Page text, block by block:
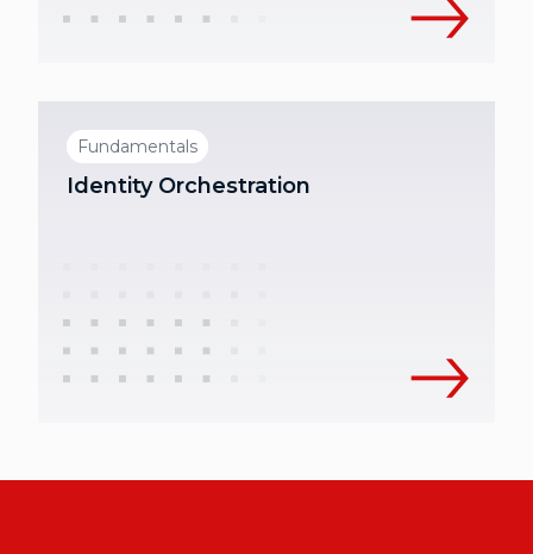
Fundamentals
Identity Orchestration